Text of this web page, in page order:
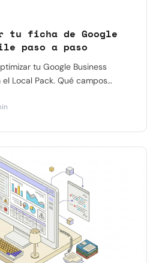
tu ficha de Google
paso a paso
tu Google Business
Local Pack. Qué campos